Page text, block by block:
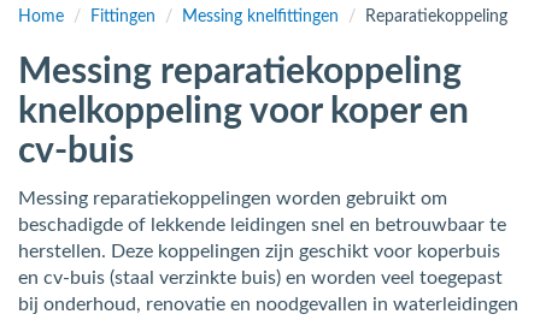
(Expansievaten)
(Fittingen)
(Flexibele slangen)
(Gereedschap)
Home / Fittingen / Messing knelfittingen / Reparatiekoppeling
Messing reparatiekoppeling
knelkoppeling voor koper en
cv-buis
Messing reparatiekoppelingen worden gebruikt om
beschadigde of lekkende leidingen snel en betrouwbaar te
herstellen. Deze koppelingen zijn geschikt voor koperbuis
en cv-buis (staal verzinkte buis) en worden veel toegepast
bij onderhoud, renovatie en noodgevallen in waterleidingen